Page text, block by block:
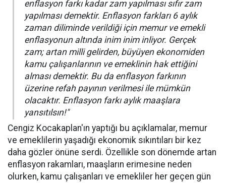
enflasyon farkı kadar zam yapılması sıfır zam
yapılması demektir. Enflasyon farkları 6 aylık
zaman diliminde verildiği için memur ve emekli
enflasyonun altında inim inim inliyor. Gerçek
zam; artan milli gelirden, büyüyen ekonomiden
kamu çalışanlarının ve emeklinin hak ettiğini
alması demektir. Bu da enflasyon farkının
üzerine refah payının verilmesi ile mümkün
olacaktır. Enflasyon farkı aylık maaşlara
yansıtılsın!"
Cengiz Kocakaplan'ın yaptığı bu açıklamalar, memur
ve emeklilerin yaşadığı ekonomik sıkıntıları bir kez
daha gözler önüne serdi. Özellikle son dönemde artan
enflasyon rakamları, maaşların erimesine neden
olurken, kamu çalışanları ve emekliler her geçen gün